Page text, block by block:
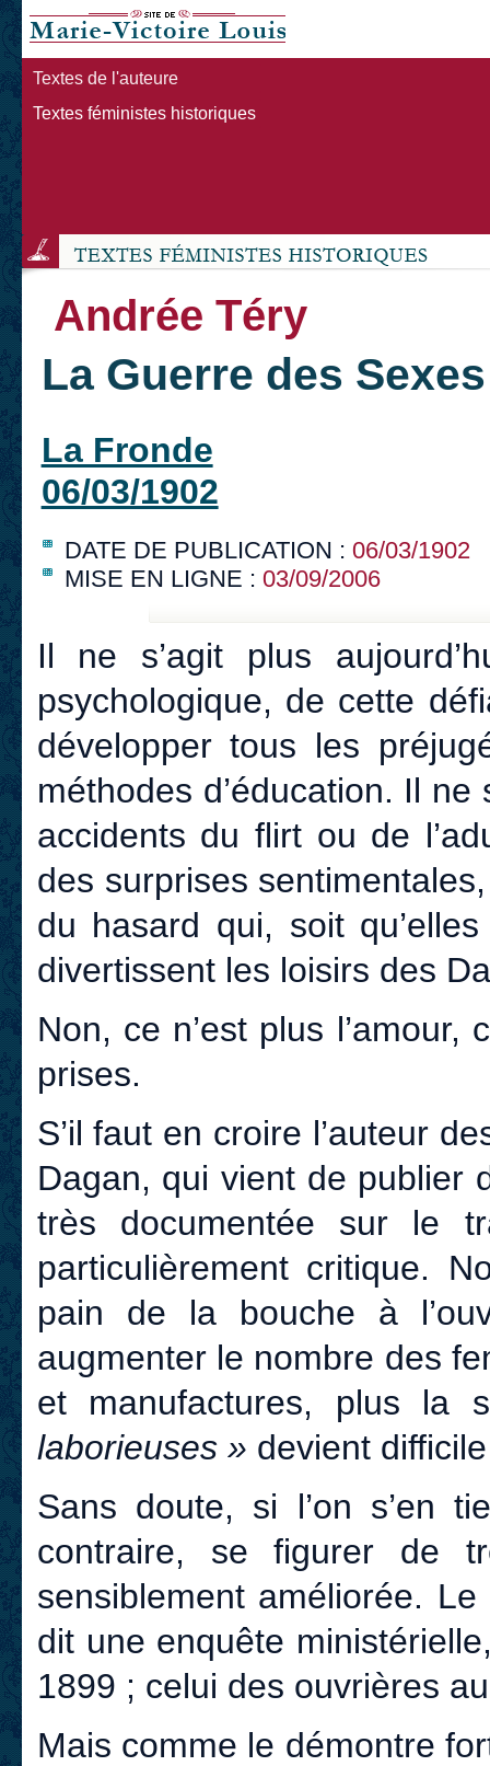
Textes de l'auteure
Textes féministes historiques
Andrée Téry
La Guerre des Sexes
La Fronde
06/03/1902
DATE DE PUBLICATION : 06/03/1902
MISE EN LIGNE : 03/09/2006
Il ne s’agit plus
psychologique, de cette
développer tous les
méthodes d’éducation. Il
accidents du flirt ou de
des surprises
du hasard qui, soit
divertissent les loisirs des
Non, ce n’est plus
prises.
S’il faut en croire l’auteur
Dagan, qui vient de publier
très documentée sur le
particulièrement critique.
pain de la bouche à
augmenter le nombre des
et manufactures, plus la
laborieuses » devient
Sans doute, si l’on s’en
contraire, se figurer de
sensiblement améliorée.
dit une enquête
1899 ; celui des ouvrières
Mais comme le démontre